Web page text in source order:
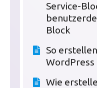
Service-
Block
So
WordPress
Wie